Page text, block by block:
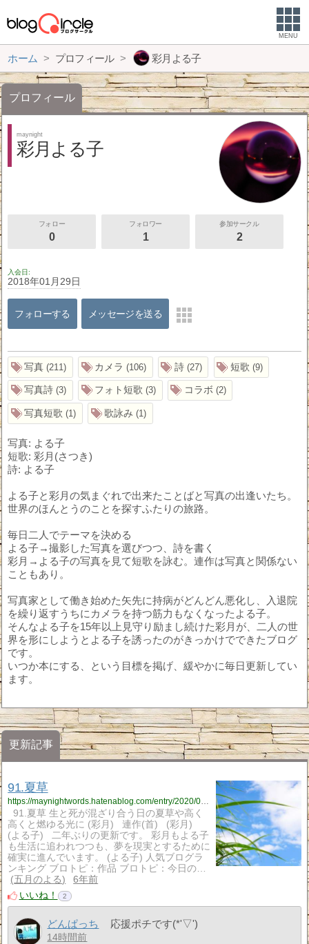
MENU
ホーム プロフィール 彩月よる子
プロフィール
maynight
彩月よる子
フォロー
0
フォロワー
1
参加サークル
2
入会日
2018年01月29日
フォローする メッセージを送る
写真 211 カメラ 106 詩 27 短歌 9
写真詩 3 フォト短歌 3 コラボ 2
写真短歌 1 歌詠み 1
写真: よる子
短歌: 彩月(さつき)
詩: よる子
よる子と彩月の気まぐれで出来たことばと写真の出逢いたち。
世界のほんとうのことを探すふたりの旅路。
毎日二人でテーマを決める
よる子→撮影した写真を選びつつ、詩を書く
彩月→よる子の写真を見て短歌を詠む。連作は写真と関係ない
こともあり。
写真家として働き始めた矢先に持病がどんどん悪化し、入退院
を繰り返すうちにカメラを持つ筋力もなくなったよる子。
そんなよる子を15年以上見守り励まし続けた彩月が、二人の世
界を形にしようとよる子を誘ったのがきっかけでできたブログ
です。
いつか本にする、という目標を掲げ、緩やかに毎日更新してい
ます。
更新記事
91.夏草
https://maynightwords.hatenablog.com/entry/2020/08/17/192956
91.夏草 生と死が混ざり合う日の夏草や高く
高くと燃ゆる光に (彩月) 連作(首) (彩月)
(よる子) 二年ぶりの更新です。 彩月もよる子
も生活に追われつつも、夢を現実とするために
確実に進んでいます。 (よる子) 人気ブログラ
ンキング ブロトピ：作品 ブロトピ：今日の…
五月のよる
6年前
いいね！
2
どんぱっち 応援ポチです(*'▽')
14時間前